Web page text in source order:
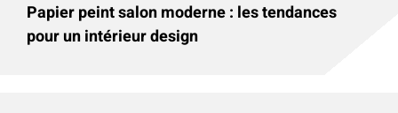
Papier peint salon moderne : les tendances
pour un intérieur design